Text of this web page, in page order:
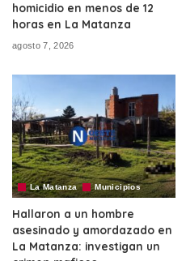
homicidio en menos de 12
horas en La Matanza
agosto 7, 2026
La Matanza Municipios
Hallaron a un hombre
asesinado y amordazado en
La Matanza: investigan un